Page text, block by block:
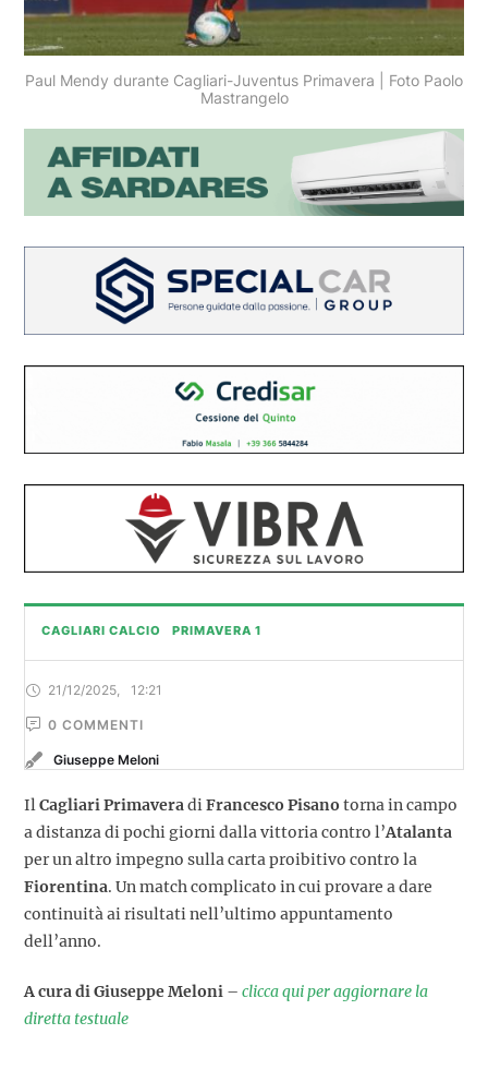
Paul Mendy durante Cagliari-Juventus Primavera | Foto Paolo
Mastrangelo
CAGLIARI CALCIO PRIMAVERA 1
21/12/2025 12:21
0 COMMENTI
Giuseppe Meloni
IlCagliari PrimaveradiFrancesco Pisano torna in campo
a distanza di pochi giorni dalla vittoria contro l’Atalanta
per un altro impegno sulla carta proibitivo contro la
Fiorentina. Un match complicato in cui provare a dare
continuità ai risultati nell’ultimo appuntamento
dell’anno.
A cura di Giuseppe Meloni – clicca qui per aggiornare la
diretta testuale